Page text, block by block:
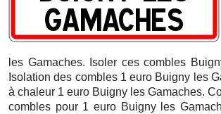
les Gamaches. Isoler ces combles
Isolation des combles 1 euro Buigny les
à chaleur 1 euro Buigny les Gamaches.
combles pour 1 euro Buigny les